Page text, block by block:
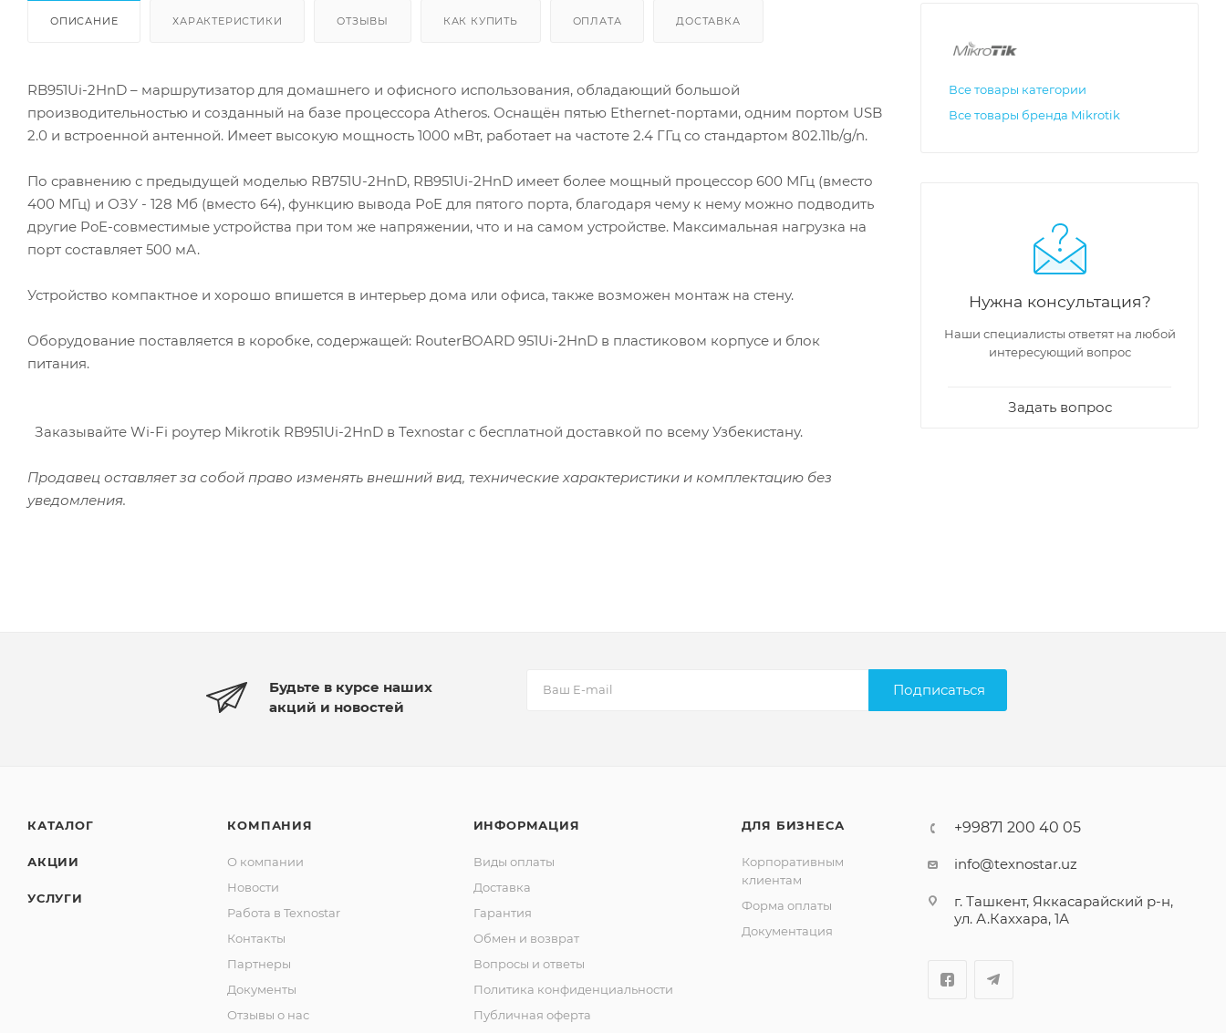
ОПИСАНИЕ ХАРАКТЕРИСТИКИ ОТЗЫВЫ КАК КУПИТЬ ОПЛАТА ДОСТАВКА
RB951Ui-2HnD – маршрутизатор для домашнего и офисного использования, обладающий большой
производительностью и созданный на базе процессора Atheros. Оснащён пятью Ethernet-портами, одним портом USB
2.0 и встроенной антенной. Имеет высокую мощность 1000 мВт, работает на частоте 2.4 ГГц со стандартом 802.11b/g/n.
По сравнению с предыдущей моделью RB751U-2HnD, RB951Ui-2HnD имеет более мощный процессор 600 МГц (вместо
400 МГц) и ОЗУ - 128 Мб (вместо 64), функцию вывода PoE для пятого порта, благодаря чему к нему можно подводить
другие PoE-совместимые устройства при том же напряжении, что и на самом устройстве. Максимальная нагрузка на
порт составляет 500 мА.
Устройство компактное и хорошо впишется в интерьер дома или офиса, также возможен монтаж на стену.
Оборудование поставляется в коробке, содержащей: RouterBOARD 951Ui-2HnD в пластиковом корпусе и блок
питания.
Заказывайте Wi-Fi роутер Mikrotik RB951Ui-2HnD в Texnostar с бесплатной доставкой по всему Узбекистану.
Продавец оставляет за собой право изменять внешний вид, технические характеристики и комплектацию без
уведомления.
Все товары категории
Все товары бренда Mikrotik
Нужна консультация?
Наши специалисты ответят на любой
интересующий вопрос
Задать вопрос
Будьте в курсе наших
акций и новостей
Подписаться
КАТАЛОГ
АКЦИИ
УСЛУГИ
КОМПАНИЯ
О компании
Новости
Работа в Texnostar
Контакты
Партнеры
Документы
Отзывы о нас
ИНФОРМАЦИЯ
Виды оплаты
Доставка
Гарантия
Обмен и возврат
Вопросы и ответы
Политика конфиденциальности
Публичная оферта
ДЛЯ БИЗНЕСА
Корпоративным
клиентам
Форма оплаты
Документация
+99871 200 40 05
info@texnostar.uz
г. Ташкент, Яккасарайский р-н,
ул. А.Каххара, 1А